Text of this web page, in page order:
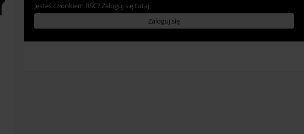
Jesteś członkiem BSC? Zaloguj się tutaj:
Zaloguj się